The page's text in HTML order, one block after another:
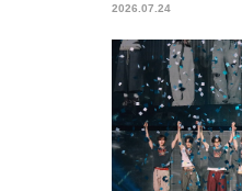
2026.07.24